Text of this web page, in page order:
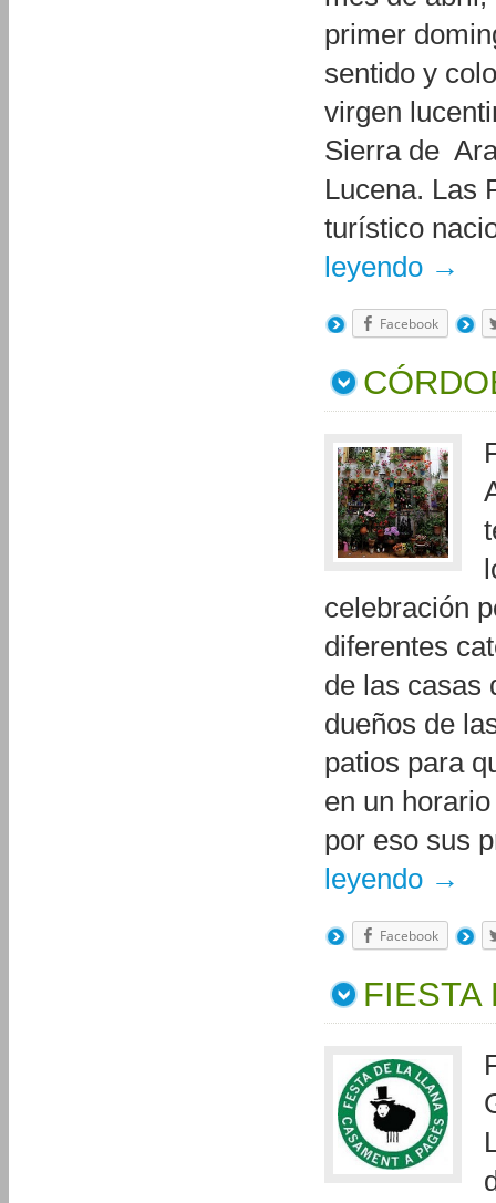
primer
sentido y
virgen
Sierra de
Lucena. Las
turístico
leyendo →
Facebook
celebración
diferentes
de las casas
dueños de
patios para
en un
por eso sus
leyendo →
Facebook
FIESTA